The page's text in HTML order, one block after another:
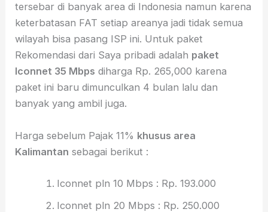
tersebar di banyak area di Indonesia namun karena
keterbatasan FAT setiap areanya jadi tidak semua
wilayah bisa pasang ISP ini. Untuk paket
Rekomendasi dari Saya pribadi adalah paket
Iconnet 35 Mbps diharga Rp. 265,000 karena
paket ini baru dimunculkan 4 bulan lalu dan
banyak yang ambil juga.
Harga sebelum Pajak 11% khusus area
Kalimantan sebagai berikut :
Iconnet pln 10 Mbps : Rp. 193.000
Iconnet pln 20 Mbps : Rp. 250.000